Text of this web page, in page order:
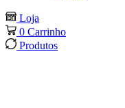
Loja
0 Carrinho
Produtos